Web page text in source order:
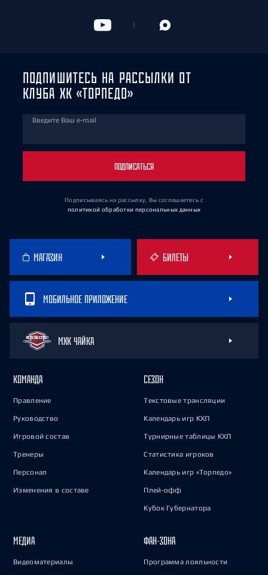
ПОДПИШИТЕСЬ НА РАССЫЛКИ ОТ
КЛУБА ХК «ТОРПЕДО»
Введите Ваш e-mail
ПОДПИСАТЬСЯ
Подписываясь на рассылку, Вы соглашаетесь с
политикой обработки персональных данных
МАГАЗИН БИЛЕТЫ
МОБИЛЬНОЕ ПРИЛОЖЕНИЕ
МХК ЧАЙКА
КОМАНДА
Правление
Руководство
Игровой состав
Тренеры
Персонал
Изменения в составе
СЕЗОН
Текстовые трансляции
Календарь игр КХЛ
Турнирные таблицы КХЛ
Статистика игроков
Календарь игр «Торпедо»
Плей-офф
Кубок Губернатора
МЕДИА
Видеоматериалы
ФАН-ЗОНА
Программа лояльности